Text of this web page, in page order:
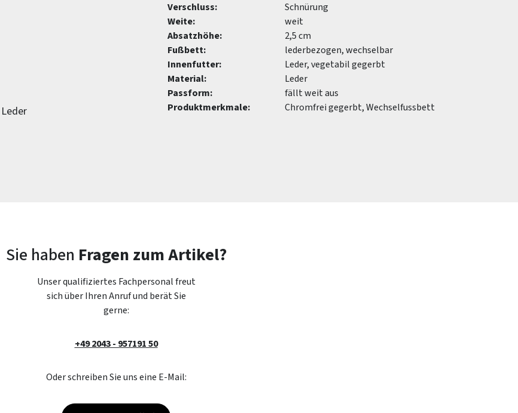
Verschluss:
Schnürung
Weite:
weit
Absatzhöhe:
2,5 cm
Fußbett:
lederbezogen, wechselbar
Innenfutter:
Leder, vegetabil gegerbt
Material:
Leder
Passform:
fällt weit aus
Produktmerkmale:
Chromfrei gegerbt, Wechselfussbett
Sie haben Fragen zum Artikel?
Unser qualifiziertes Fachpersonal freut
sich über Ihren Anruf und berät Sie
gerne:
+49 2043 - 957191 50
Oder schreiben Sie uns eine E-Mail: